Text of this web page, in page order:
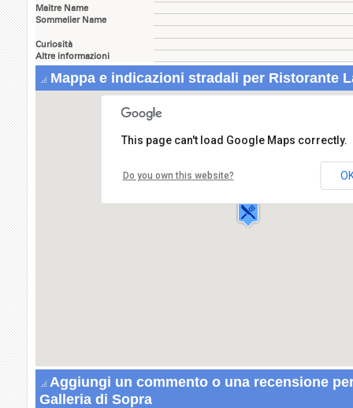
Maitre Name
Sommelier Name
Curiosità
Altre informazioni
Mappa e indicazioni stradali per Ristorante
Ristorante La Galleria di Sopra
Via Leonardo Murialdo,9
00041 ALBANO LAZIALE
This page can't load Google Maps correctly.
Do you own this website?
Aggiungi un commento o una recensione
Galleria di Sopra